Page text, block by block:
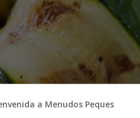
a Menudos Peques